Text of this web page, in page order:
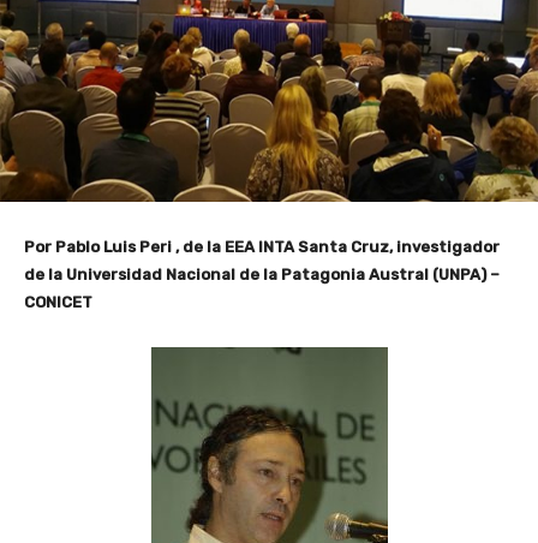
Por Pablo Luis Peri , de la EEA INTA Santa Cruz, investigador
de la Universidad Nacional de la Patagonia Austral (UNPA) –
CONICET